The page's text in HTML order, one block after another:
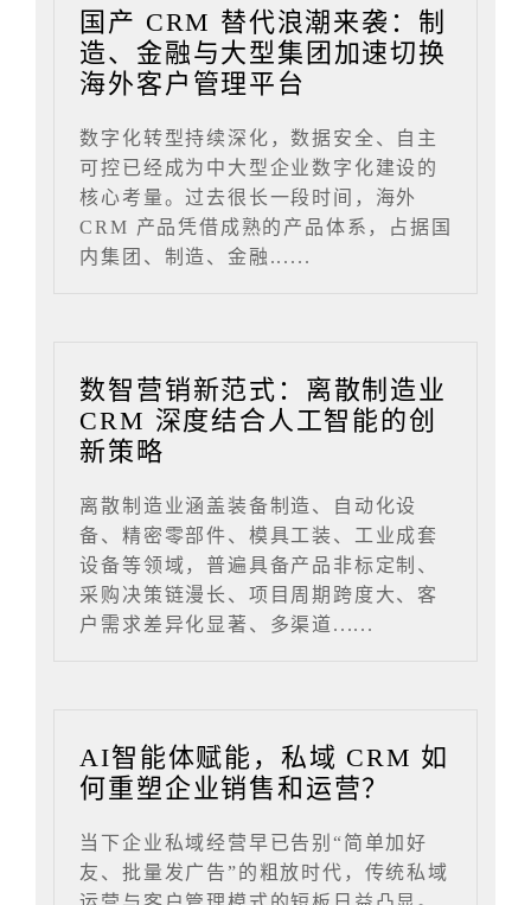
国产 CRM 替代浪潮来袭：制
造、金融与大型集团加速切换
海外客户管理平台
数字化转型持续深化，数据安全、自主
可控已经成为中大型企业数字化建设的
核心考量。过去很长一段时间，海外
CRM 产品凭借成熟的产品体系，占据国
内集团、制造、金融......
数智营销新范式：离散制造业
CRM 深度结合人工智能的创
新策略
离散制造业涵盖装备制造、自动化设
备、精密零部件、模具工装、工业成套
设备等领域，普遍具备产品非标定制、
采购决策链漫长、项目周期跨度大、客
户需求差异化显著、多渠道......
AI智能体赋能，私域 CRM 如
何重塑企业销售和运营？
当下企业私域经营早已告别“简单加好
友、批量发广告”的粗放时代，传统私域